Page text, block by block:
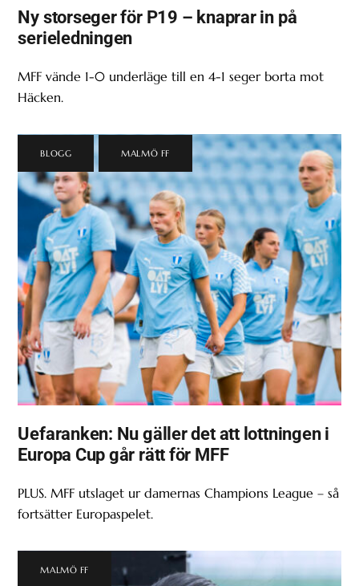
Ny storseger för P19 – knaprar in på
serieledningen
MFF vände 1-0 underläge till en 4-1 seger borta mot
Häcken.
BLOGG , MALMÖ FF
Uefaranken: Nu gäller det att lottningen i
Europa Cup går rätt för MFF
PLUS. MFF utslaget ur damernas Champions League – så
fortsätter Europaspelet.
MALMÖ FF